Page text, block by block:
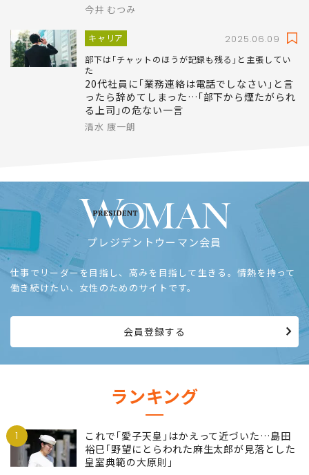
今井 むつみ
キャリア 2025.06.09
部下は｢チャットのほうが記録も残る｣と主張してい
た
20代社員に｢業務連絡は電話でしなさい｣と言
ったら辞めてしまった…｢部下から煙たがられ
る上司｣の危ない一言
清水 康一朗
プレジデントウーマン会員
仕事でリーダーを目指し、高みを目指して生きる。情熱を持って
働き続けたい、女性のためのサイトです。
会員登録する
ランキング
1
これで｢愛子天皇｣はかえって近づいた…島田
裕巳｢野望にとらわれた麻生太郎が見落とした
皇室典範の大原則｣